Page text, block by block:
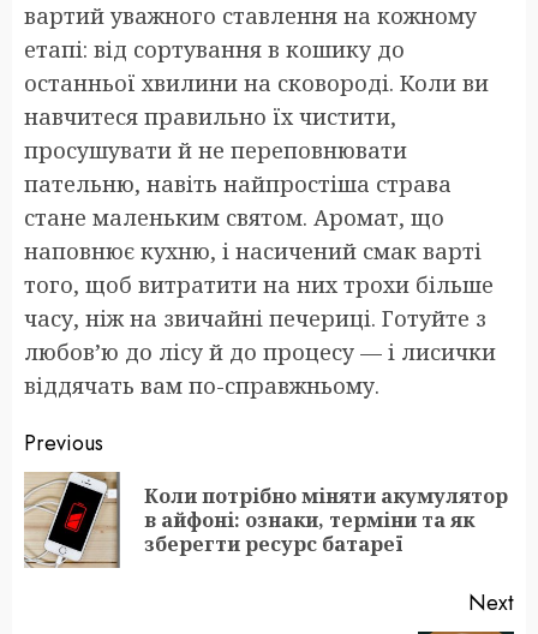
вартий уважного ставлення на кожному
етапі: від сортування в кошику до
останньої хвилини на сковороді. Коли ви
навчитеся правильно їх чистити,
просушувати й не переповнювати
пательню, навіть найпростіша страва
стане маленьким святом. Аромат, що
наповнює кухню, і насичений смак варті
того, щоб витратити на них трохи більше
часу, ніж на звичайні печериці. Готуйте з
любов’ю до лісу й до процесу — і лисички
віддячать вам по-справжньому.
Post
navigation
Previous
Коли потрібно міняти акумулятор
в айфоні: ознаки, терміни та як
зберегти ресурс батареї
Next